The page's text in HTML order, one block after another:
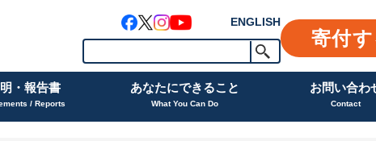
ENGLISH
寄付す
・報告書
/ Reports
あなたにできること
What You Can Do
お問い合わ
Contact